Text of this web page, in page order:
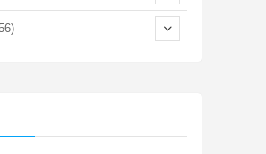
(14)
(27)
(27)